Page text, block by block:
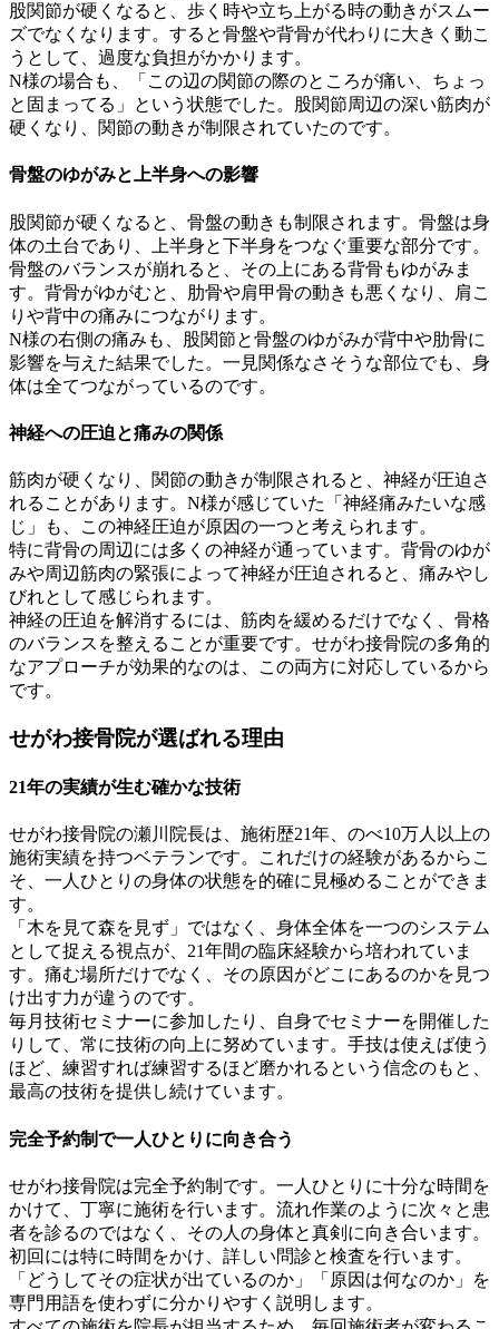
股関節が硬くなると、歩く時や立ち上がる時の動きがスムー
ズでなくなります。すると骨盤や背骨が代わりに大きく動こ
うとして、過度な負担がかかります。
N様の場合も、「この辺の関節の際のところが痛い、ちょっ
と固まってる」という状態でした。股関節周辺の深い筋肉が
硬くなり、関節の動きが制限されていたのです。
骨盤のゆがみと上半身への影響
股関節が硬くなると、骨盤の動きも制限されます。骨盤は身
体の土台であり、上半身と下半身をつなぐ重要な部分です。
骨盤のバランスが崩れると、その上にある背骨もゆがみま
す。背骨がゆがむと、肋骨や肩甲骨の動きも悪くなり、肩こ
りや背中の痛みにつながります。
N様の右側の痛みも、股関節と骨盤のゆがみが背中や肋骨に
影響を与えた結果でした。一見関係なさそうな部位でも、身
体は全てつながっているのです。
神経への圧迫と痛みの関係
筋肉が硬くなり、関節の動きが制限されると、神経が圧迫さ
れることがあります。N様が感じていた「神経痛みたいな感
じ」も、この神経圧迫が原因の一つと考えられます。
特に背骨の周辺には多くの神経が通っています。背骨のゆが
みや周辺筋肉の緊張によって神経が圧迫されると、痛みやし
びれとして感じられます。
神経の圧迫を解消するには、筋肉を緩めるだけでなく、骨格
のバランスを整えることが重要です。せがわ接骨院の多角的
なアプローチが効果的なのは、この両方に対応しているから
です。
せがわ接骨院が選ばれる理由
21年の実績が生む確かな技術
せがわ接骨院の瀬川院長は、施術歴21年、のべ10万人以上の
施術実績を持つベテランです。これだけの経験があるからこ
そ、一人ひとりの身体の状態を的確に見極めることができま
す。
「木を見て森を見ず」ではなく、身体全体を一つのシステム
として捉える視点が、21年間の臨床経験から培われていま
す。痛む場所だけでなく、その原因がどこにあるのかを見つ
け出す力が違うのです。
毎月技術セミナーに参加したり、自身でセミナーを開催した
りして、常に技術の向上に努めています。手技は使えば使う
ほど、練習すれば練習するほど磨かれるという信念のもと、
最高の技術を提供し続けています。
完全予約制で一人ひとりに向き合う
せがわ接骨院は完全予約制です。一人ひとりに十分な時間を
かけて、丁寧に施術を行います。流れ作業のように次々と患
者を診るのではなく、その人の身体と真剣に向き合います。
初回には特に時間をかけ、詳しい問診と検査を行います。
「どうしてその症状が出ているのか」「原因は何なのか」を
専門用語を使わずに分かりやすく説明します。